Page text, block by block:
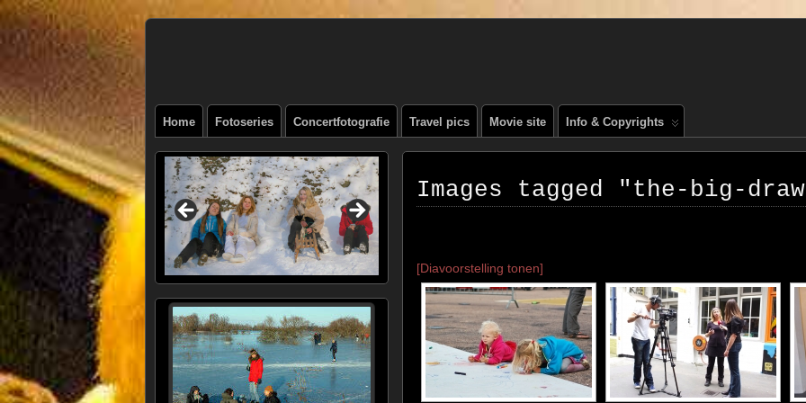
Beenen
Home Fotoseries Concertfotografie Travel pics Movie site Info & Copyrights
Images tagged "the-big-
[Diavoorstelling tonen]